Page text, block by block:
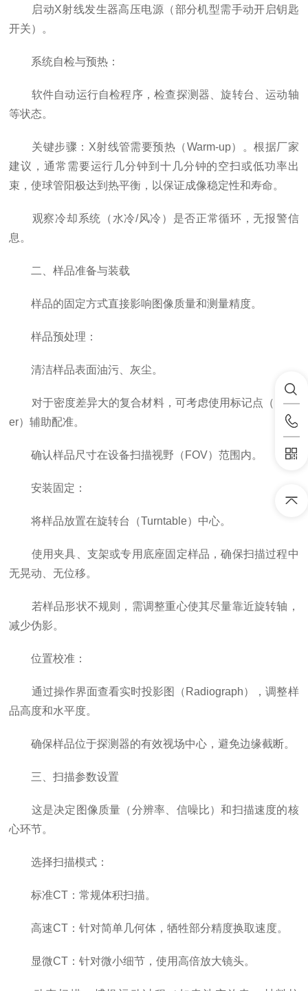
启动X射线发生器高压电源（部分机型需手动开启钥匙
开关）。
系统自检与预热：
软件自动运行自检程序，检查探测器、旋转台、运动轴
等状态。
关键步骤：X射线管需要预热（Warm-up）。根据厂家
建议，通常需要运行几分钟到十几分钟的空扫或低功率出
束，使球管阳极达到热平衡，以保证成像稳定性和寿命。
观察冷却系统（水冷/风冷）是否正常循环，无报警信
息。
二、样品准备与装载
样品的固定方式直接影响图像质量和测量精度。
样品预处理：
清洁样品表面油污、灰尘。
对于密度差异大的复合材料，可考虑使用标记点（Mark
er）辅助配准。
确认样品尺寸在设备扫描视野（FOV）范围内。
安装固定：
将样品放置在旋转台（Turntable）中心。
使用夹具、支架或专用底座固定样品，确保扫描过程中
无晃动、无位移。
若样品形状不规则，需调整重心使其尽量靠近旋转轴，
减少伪影。
位置校准：
通过操作界面查看实时投影图（Radiograph），调整样
品高度和水平度。
确保样品位于探测器的有效视场中心，避免边缘截断。
三、扫描参数设置
这是决定图像质量（分辨率、信噪比）和扫描速度的核
心环节。
选择扫描模式：
标准CT：常规体积扫描。
高速CT：针对简单几何体，牺牲部分精度换取速度。
显微CT：针对微小细节，使用高倍放大镜头。